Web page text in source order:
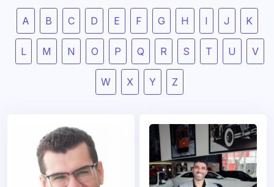
A B C D E F G H I J K
L M N O P Q R S T U V
W X Y Z